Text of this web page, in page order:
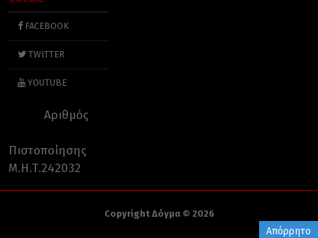
FACEBOOK
TWITTER
YOUTUBE
Αριθμός
Πιστοποίησης
Μ.Η.Τ.242032
Copyright Δόγμα © 2026
Απόρρητο